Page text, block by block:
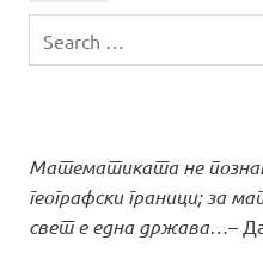
for:
Математиката не
географски граници; за
свет е една држава…–